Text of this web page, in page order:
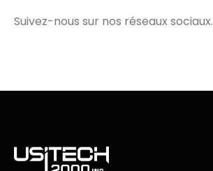
Suivez-nous sur nos réseaux sociaux.